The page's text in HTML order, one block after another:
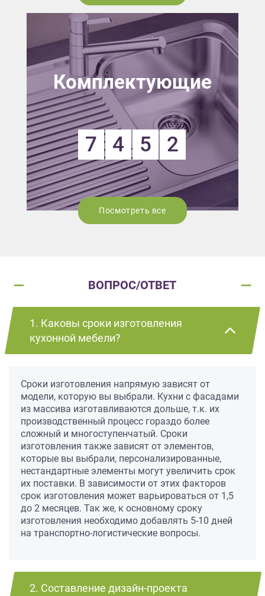
Комплектующие
7 4 5 2
Посмотреть все
ВОПРОС/ОТВЕТ
1. Каковы сроки изготовления
кухонной мебели?
Сроки изготовления напрямую зависят от
модели, которую вы выбрали. Кухни с фасадами
из массива изготавливаются дольше, т.к. их
производственный процесс гораздо более
сложный и многоступенчатый. Сроки
изготовления также зависят от элементов,
которые вы выбрали, персонализированные,
нестандартные элементы могут увеличить срок
их поставки. В зависимости от этих факторов
срок изготовления может варьироваться от 1,5
до 2 месяцев. Так же, к основному сроку
изготовления необходимо добавлять 5-10 дней
на транспортно-логистические вопросы.
2. Составление дизайн-проекта